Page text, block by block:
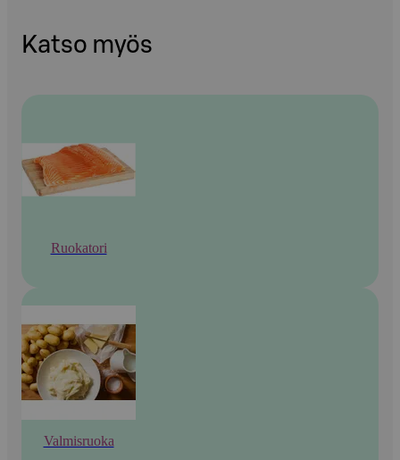
Katso myös
Ruokatori
Valmisruoka